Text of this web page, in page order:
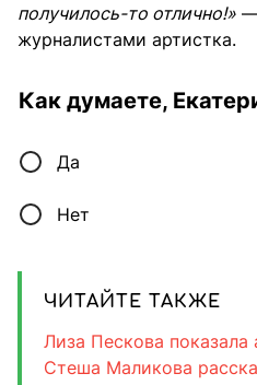
получилось-то отлично!» —
журналистами артистка.
Как думаете,
Да
Нет
ЧИТАЙТЕ ТАКЖЕ
Лиза Пескова
Стеша Маликова